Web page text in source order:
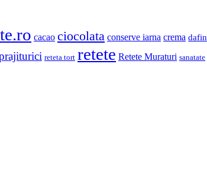
cacao ciocolata conserve iarna crema dafin
reteta tort retete Retete Muraturi sanatate